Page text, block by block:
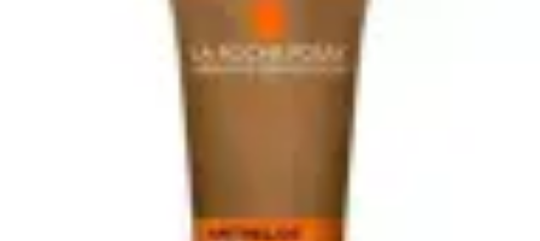
Cultura y Experiencias Destinos de
Tecnología y Gadgets